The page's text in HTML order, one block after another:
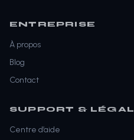
ENTREPRISE
À propos
Blog
Contact
SUPPORT & LÉGAL
Centre d’aide